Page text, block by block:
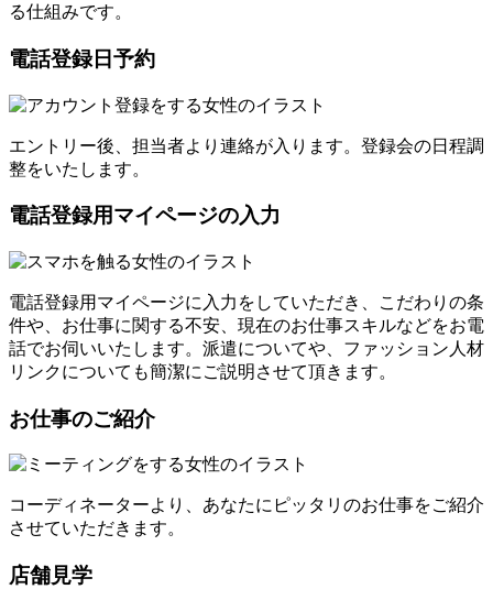
る仕組みです。
電話登録日予約
エントリー後、担当者より連絡が入ります。登録会の日程調
整をいたします。
電話登録用マイページの入力
電話登録用マイページに入力をしていただき、こだわりの条
件や、お仕事に関する不安、現在のお仕事スキルなどをお電
話でお伺いいたします。派遣についてや、ファッション人材
リンクについても簡潔にご説明させて頂きます。
お仕事のご紹介
コーディネーターより、あなたにピッタリのお仕事をご紹介
させていただきます。
店舗見学